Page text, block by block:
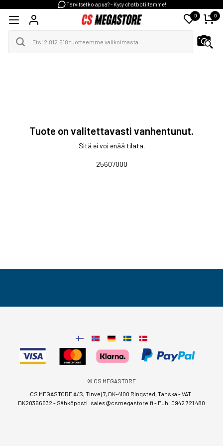
Tarvitsetko apua? - Kysy chatbotiltamme!
0 0
Tuote on valitettavasti vanhentunut.
Sitä ei voi enää tilata.
25607000
© CS MEGASTORE
CS MEGASTORE A/S, Tinvej 7, DK-4100 Ringsted, Tanska - VAT:
DK20366532 - Sähköposti: sales@csmegastore.fi- Puh: 0942 721 480